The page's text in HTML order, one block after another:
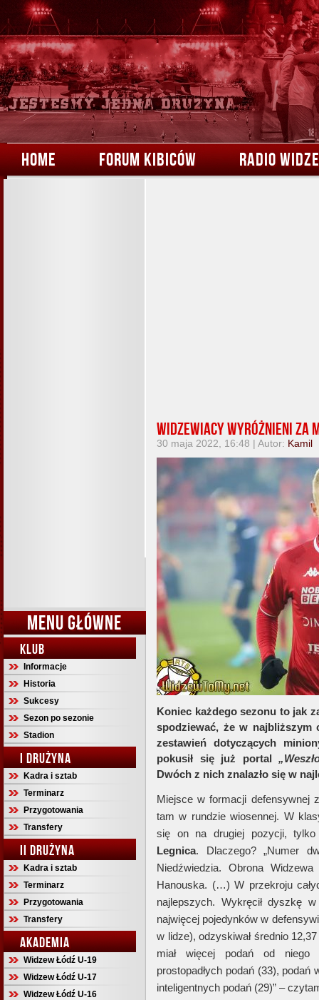
HOME FORUM KIBICÓW RADIO
MENU GŁÓWNE
KLUB
Informacje
Historia
Sukcesy
Sezon po sezonie
Stadion
I DRUŻYNA
Kadra i sztab
Terminarz
Przygotowania
Transfery
II DRUŻYNA
Kadra i sztab
Terminarz
Przygotowania
Transfery
AKADEMIA
Widzew Łódź U-19
Widzew Łódź U-17
Widzew Łódź U-16
Widzewiacy wyróżnieni za
30 maja 2022, 16:48 | Autor: Kamil
Koniec każdego sezonu to jak
spodziewać, że w najbliższym
zestawień dotyczących
pokusił się już portal
Dwóch z nich znalazło się w
Miejsce w formacji defensywnej
tam w rundzie wiosennej. W
się on na drugiej pozycji,
Legnica. Dlaczego? „Numer
Niedźwiedzia. Obrona
Hanouska. (…) W przekroju
najlepszych. Wykręcił dyszkę
najwięcej pojedynków w
w lidze), odzyskiwał średnio
miał więcej podań od niego
prostopadłych podań (33),
inteligentnych podań (29)” –